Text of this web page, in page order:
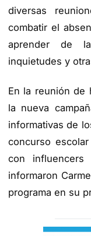
diversas
combatir el
aprender de
inquietudes y
En la reunión de
la nueva
informativas de
concurso
con
informaron
programa en su